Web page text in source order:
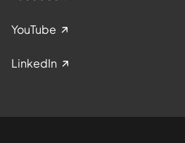
YouTube
LinkedIn